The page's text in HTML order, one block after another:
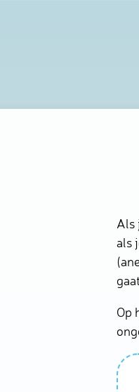
Als
als
Op